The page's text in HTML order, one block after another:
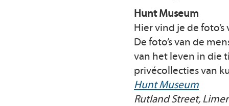
Hunt Museum
Hier vind je de
De foto’s van de
van het leven in die
privécollecties van
Hunt Museum
Rutland Street,